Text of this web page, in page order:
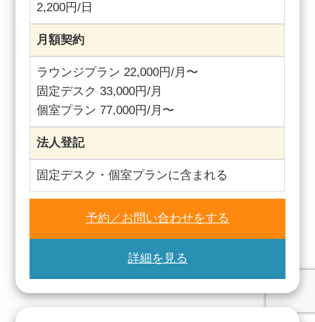
2,200円/日
月額契約
ラウンジプラン 22,000円/月〜
固定デスク 33,000円/月
個室プラン 77,000円/月〜
法人登記
固定デスク・個室プランに含まれる
予約／お問い合わせをする
詳細を見る